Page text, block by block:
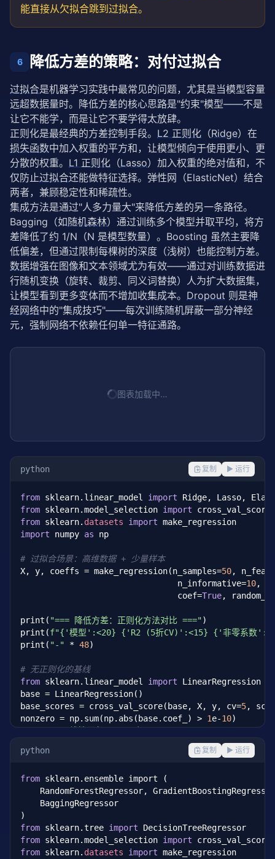
能直接从欠拟合跳到 过拟合。
6 降低方差的策略：对付过拟合
过拟合是机器学习实践中最常见的问题，尤其是当模型容量
远超数据量时。降低方差的核心思路是"约束"模型——不是
让它不能学，而是让它不要学得太放肆。
正则化是最经典的方差控制手段。 L2 正则化 （Ridge）在
损失函数中加入权重的平方和，让模型倾向于使用更小、更
分散的权重。 L1 正则化 （Lasso）加入权重的绝对值和，不
仅防止过拟合还能做特征选择。弹性网（ElasticNet）结合
两者，兼顾稳定性和稀疏性。
集成方法是通过"人多力量大"来降低方差的另一条路径。
Bagging（如随机森林）通过训练多个模型并取平均，将方
差降低了约 1/N（N 是模型数量）。Boosting 虽然主要降
低偏差，但通过限制每棵树的深度（浅树）也能控制方差。
数据增强在图像和文本领域尤为有效——通过对训练数据进
行随机变换（旋转、裁剪、同义词替换）人为扩大数据集，
让模型看到更多变体而不增加收集成本。 Dropout 则是神
经网络中的"集成技巧"——每次训练随机屏蔽一部分神经
元，强制网络不依赖任何单一特征通路。
图表加载中…
python 复制 ▶ 运行
from sklearn.linear_model import
from sklearn.model_selection import
from sklearn. datasets import
import numpy as np
# 过拟合场景：高维数据 + 少量样本
X, y, coeffs = make_regression(n_samples=50,
                                n_informative=
10,
                                coef=
True,
print( "=== 降低方差：正则化方法对比 ===")
print(f"{'模型':<20} {'R2 (5折CV)':<15} {'非零系数
print( "-" * 48)
# 无正则化的基线
from sklearn.linear_model import LinearRegression
base = LinearRegression()
base_scores = cross_val_score(base, X, y, cv=5,
nonzero = np.sum(np.abs(base.coef_) > 1e-10)
# 不同正则化方法
"Ridge (alpha=1)" : Ridge(alpha=
"Ridge (alpha=10)": Ridge(alpha=10.0),
"Lasso (alpha=0.1)"
}
for name, model in models.items():
python 复制 ▶ 运行
from sklearn.ensemble import (
RandomForestRegressor,
    BaggingRegressor
from sklearn.tree import
from sklearn.model_selection import
from sklearn. datasets import